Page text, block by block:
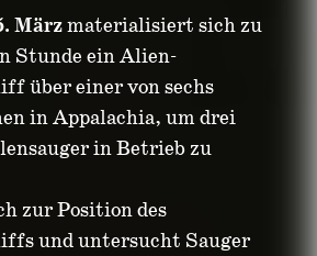
Märzmaterialisiert sich zu
Stunde ein Alien-
über einer von sechs
in Appalachia, um drei
in Betrieb zu
zur Position des
und untersucht Sauger